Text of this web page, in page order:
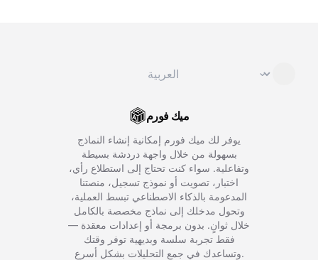
⌄
ميك فورم
يوفر لك ميك فورم إمكانية إنشاء النماذج
بسهولة من خلال واجهة دردشة بسيطة
وتفاعلية. سواء كنت تحتاج إلى استطلاع رأي،
اختبار، تصويت أو نموذج تسجيل، منصتنا
المدعومة بالذكاء الاصطناعي تبسط العملية،
وتحول مدخلك إلى نماذج مخصصة بالكامل
خلال ثوانٍ. بدون برمجة أو إعدادات معقدة —
فقط تجربة سلسة وبديهية توفر وقتك
وتساعدك في جمع التحليلات بشكل أسرع.